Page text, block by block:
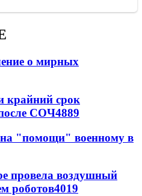
о мирных
крайний срок
СОЧ4889
"помощи" военному в
провела воздушный
роботов4019